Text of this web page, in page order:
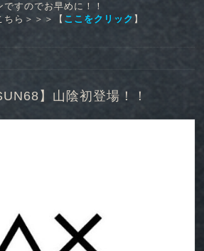
すのでお早めに！！
ちら＞＞＞【 ここをクリック 】
】山陰初登場！！